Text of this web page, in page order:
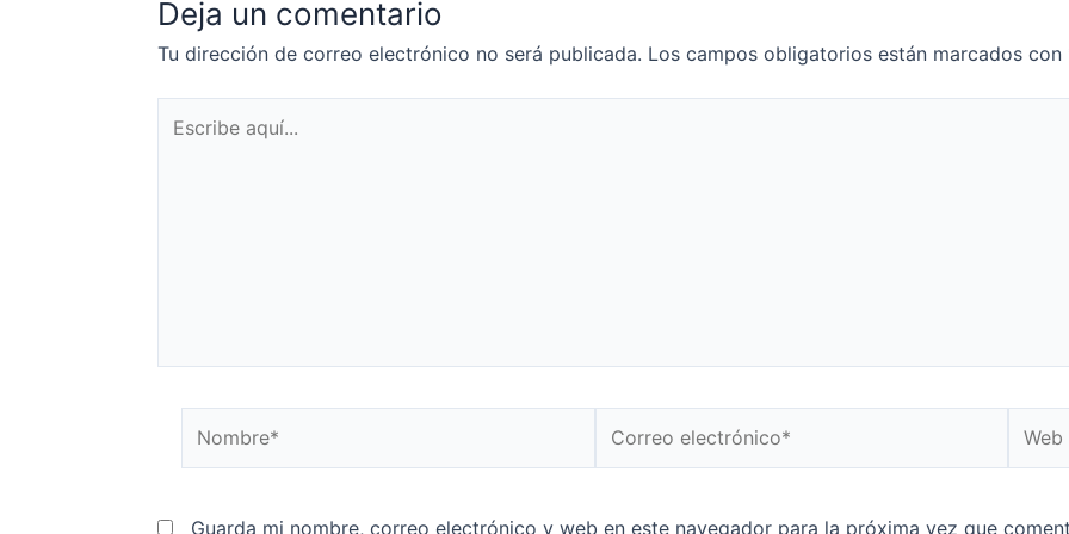
Deja un comentario
Tu dirección de correo electrónico no será publicada. Los campos obligatorios están marcados con
Guarda mi nombre, correo electrónico y web en este navegador para la próxima vez que